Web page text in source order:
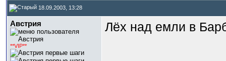
18.09.2003, 13:28
Австрия
**VIP**
Лёх над емли в